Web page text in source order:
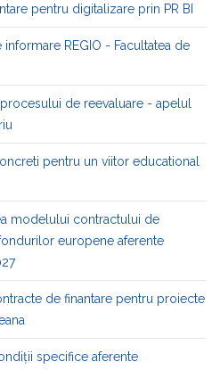
pentru digitalizare prin PR BI
REGIO - Facultatea de
de reevaluare - apelul
pentru un viitor educational
modelului contractului de
europene aferente
de finantare pentru proiecte
specifice aferente